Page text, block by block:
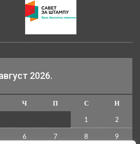
2026.
Ч П С
Н
1
2
6 7 8 9